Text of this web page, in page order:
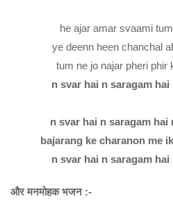
he ajar amar svaami
ye deenn heen chanchal
tum ne jo najar pheri phir
n svar hai n saragam hai
n svar hai n saragam hai
bajarang ke charanon me
n svar hai n saragam hai
और मनमोहक भजन :-